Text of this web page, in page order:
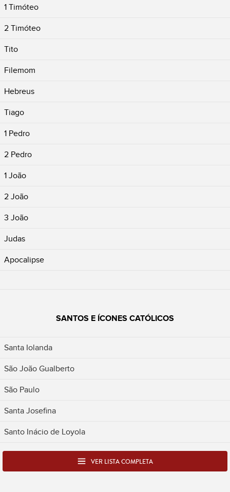
1 Timóteo
2 Timóteo
Tito
Filemom
Hebreus
Tiago
1 Pedro
2 Pedro
1 João
2 João
3 João
Judas
Apocalipse
SANTOS E ÍCONES CATÓLICOS
Santa Iolanda
São João Gualberto
São Paulo
Santa Josefina
Santo Inácio de Loyola
VER LISTA COMPLETA